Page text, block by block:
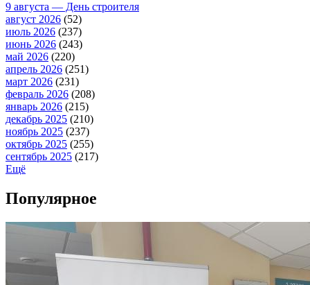
9 августа — День строителя
август 2026 (52)
июль 2026 (237)
июнь 2026 (243)
май 2026 (220)
апрель 2026 (251)
март 2026 (231)
февраль 2026 (208)
январь 2026 (215)
декабрь 2025 (210)
ноябрь 2025 (237)
октябрь 2025 (255)
сентябрь 2025 (217)
Ещё
Популярное